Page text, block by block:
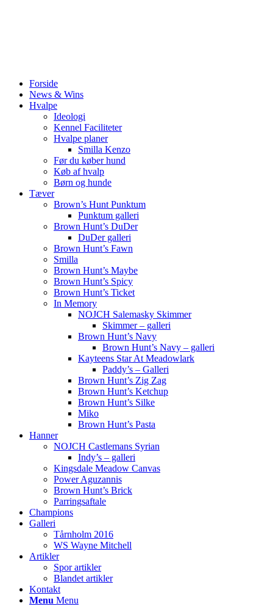
Forside
News & Wins
Hvalpe
Ideologi
Kennel Faciliteter
Hvalpe planer
Smilla Kenzo
Før du køber hund
Køb af hvalp
Børn og hunde
Tæver
Brown’s Hunt Punktum
Punktum galleri
Brown Hunt’s DuDer
DuDer galleri
Brown Hunt’s Fawn
Smilla
Brown Hunt’s Maybe
Brown Hunt’s Spicy
Brown Hunt’s Ticket
In Memory
NOJCH Salemasky Skimmer
Skimmer – galleri
Brown Hunt’s Navy
Brown Hunt’s Navy – galleri
Kayteens Star At Meadowlark
Paddy’s – Galleri
Brown Hunt’s Zig Zag
Brown Hunt’s Ketchup
Brown Hunt’s Silke
Miko
Brown Hunt’s Pasta
Hanner
NOJCH Castlemans Syrian
Indy’s – galleri
Kingsdale Meadow Canvas
Power Aguzannis
Brown Hunt’s Brick
Parringsaftale
Champions
Galleri
Tårnholm 2016
WS Wayne Mitchell
Artikler
Spor artikler
Blandet artikler
Kontakt
Menu Menu